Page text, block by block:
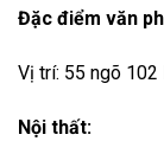
Đặc điểm văn
Vị trí: 55 ngõ 102
Nội thất: